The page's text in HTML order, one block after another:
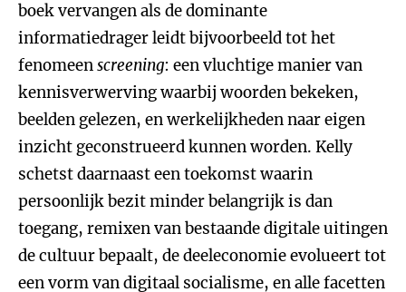
boek vervangen als de dominante
informatiedrager leidt bijvoorbeeld tot het
fenomeenscreening: een vluchtige manier van
kennisverwerving waarbij woorden bekeken,
beelden gelezen, en werkelijkheden naar eigen
inzicht geconstrueerd kunnen worden. Kelly
schetst daarnaast een toekomst waarin
persoonlijk bezit minder belangrijk is dan
toegang, remixen van bestaande digitale uitingen
de cultuur bepaalt, de deeleconomie evolueert tot
een vorm van digitaal socialisme, en alle facetten